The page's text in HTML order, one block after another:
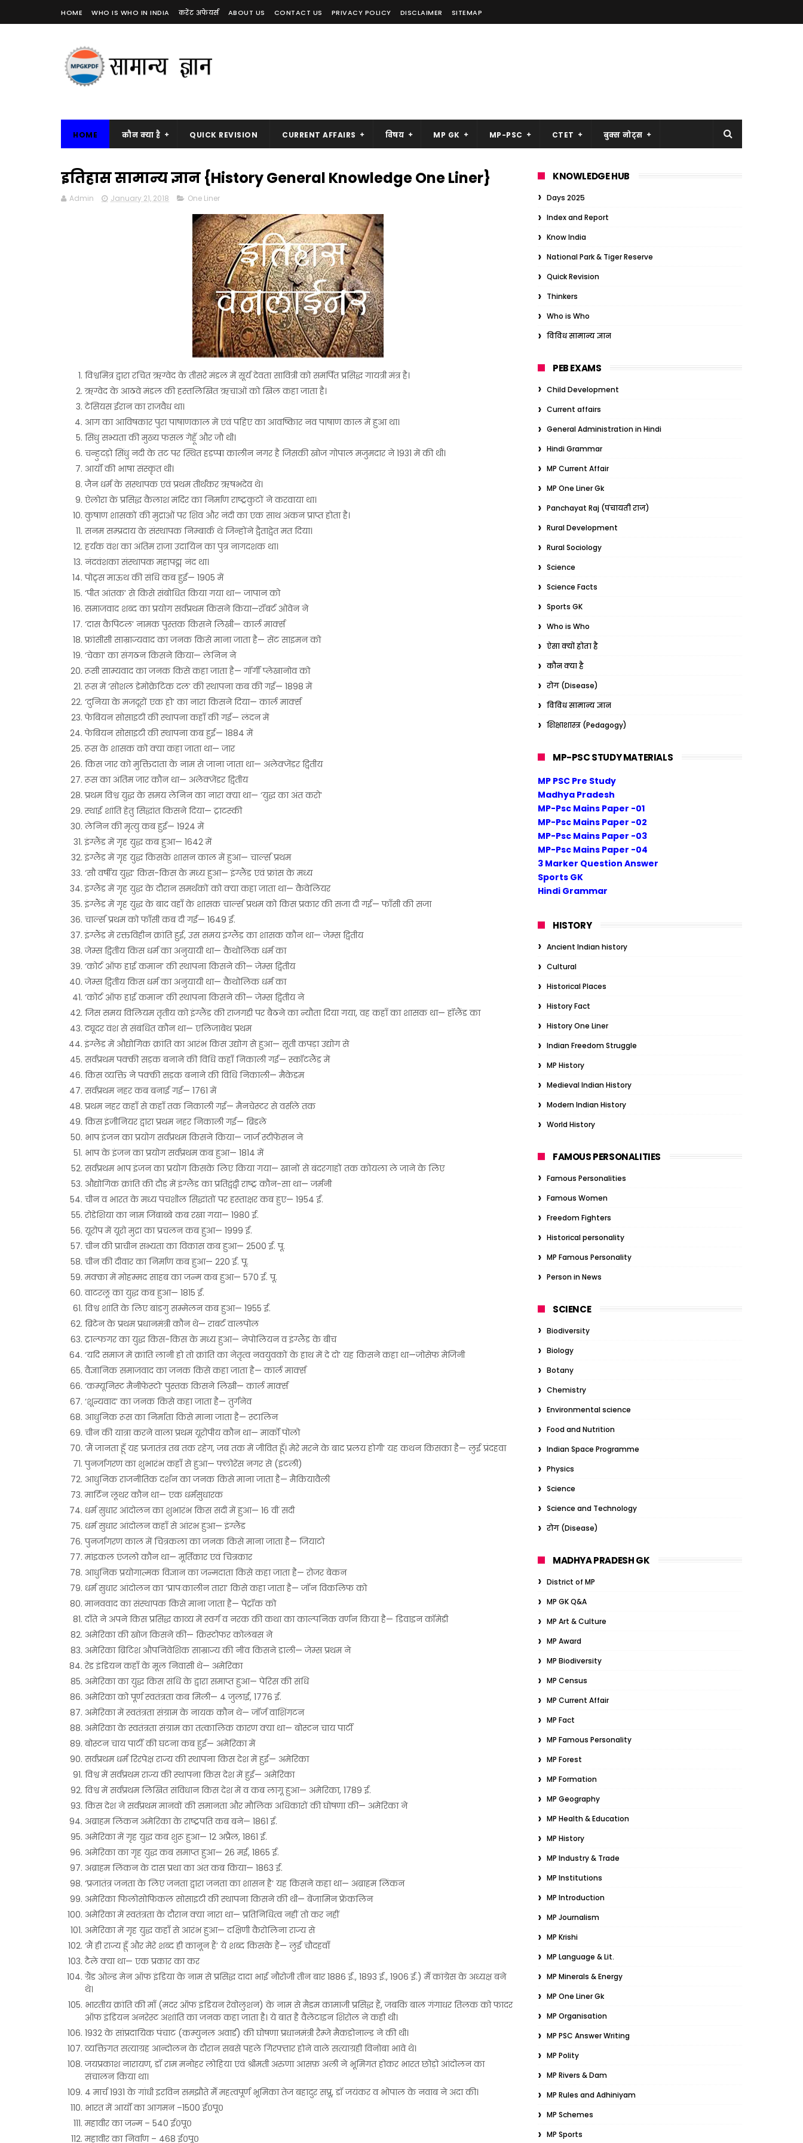
HOME WHO IS WHO IN INDIA करेंट अफेयर्स ABOUT US CONTACT US PRIVACY POLICY DISCLAIMER SITEMAP
HOME कौन क्या है QUICK REVISION CURRENT AFFAIRS विषय MP GK MP-PSC CTET बुक्स नोट्स
इतिहास सामान्य ज्ञान {History General Knowledge One Liner}
Admin January 21, 2018 One Liner
विश्वमित्र द्वारा रचित ऋग्वेद के तीसरे मंडल में सूर्य देवता सावित्री को समर्पित प्रसिद्ध गायत्री मंत्र है।
ऋग्वेद के आठवे मंडल की हस्तलिखित ऋचाओं को खिल कहा जाता है।
टेसियस ईरान का राजवैध था।
आग का आविषकार पुरा पाषाणकाल में एवं पहिए का आवष्किार नव पाषाण काल में हुआ था।
सिंधु सभ्यता की मुख्य फसल गेहॅू और जौ थी।
चन्हुदड़ो सिंधु नदी के तट पर स्थित हडप्पा कालीन नगर है जिसकी खोज गोपाल मजुमदार ने 1931 में की थी।
आर्यों की भाषा संस्कृत थी।
जैन धर्म के सस्थापक एवं प्रथम तीर्थंकर ऋषभदेव थे।
ऐलोरा के प्रसिद्ध कैलाश मंदिर का निर्माण राष्ट्रकुटों ने करवाया था।
कुषाण शासकों की मुद्राओं पर शिव और नंदी का एक साथ अंकन प्राप्त होता है।
सनम सम्प्रदाय के संस्थापक निम्बार्क थे जिन्होंने द्वैताद्वेत मत दिया।
हर्यक वंश का अंतिम राजा उदायिन का पुत्र नागदशक था।
नंदवंशका संस्थापक महापद्म नंद था।
पोट्र्स माऊथ की संधि कब हुई— 1905 में
‘पीत आंतक’ से किसे संबोधित किया गया था— जापान को
समाजवाद शब्द का प्रयोग सर्वप्रथम किसने किया—रॉबर्ट ओवेन ने
‘दास कैपिटल’ नामक पुस्तक किसने लिखी— कार्ल मार्क्स
फ्रांसीसी साम्राज्यवाद का जनक किसे माना जाता है— सेंट साइमन को
‘चेका’ का संगठन किसने किया— लेनिन ने
रूसी साम्यवाद का जनक किसे कहा जाता है— गॉर्गी प्लेखानोव को
रूस में ‘सोशल डेमोक्रेटिक दल’ की स्थापना कब की गई— 1898 में
‘दुनिया के मजदूरों एक हो’ का नारा किसने दिया— कार्ल मार्क्स
फेबियन सोसाइटी की स्थापना कहाँ की गई— लंदन में
फेबियन सोसाइटी की स्थापना कब हुई— 1884 में
रूस के शासक को क्या कहा जाता था— जार
किस जार को मुक्तिदाता के नाम से जाना जाता था— अलेक्जेंडर द्वितीय
रूस का अंतिम जार कौन था— अलेक्जेंडर द्वितीय
प्रथम विश्व युद्ध के समय लेनिन का नारा क्या था— ‘युद्ध का अंत करो’
स्थाई शांति हेतु सिद्धांत किसने दिया— ट्राटस्की
लेनिन की मृत्यु कब हुई— 1924 में
इंग्लैंड में गृह युद्ध कब हुआ— 1642 में
इंग्लैंड में गृह युद्ध किसके शासन काल में हुआ— चार्ल्स प्रथम
‘सौ वर्षीय युद्ध’ किस-किस के मध्य हुआ— इंग्लैंड एवं फ्रांस के मध्य
इंग्लैंड में गृह युद्ध के दौरान समर्थकों को क्या कहा जाता था— कैवेलियर
इंग्लैंड में गृह युद्ध के बाद वहाँ के शासक चार्ल्स प्रथम को किस प्रकार की सजा दी गई— फाँसी की सजा
चार्ल्स प्रथम को फाँसी कब दी गई— 1649 ई.
इंग्लैंड में रक्तविहीन क्रांति हुई, उस समय इंग्लैंड का शासक कौन था— जेम्स द्वितीय
जेम्स द्वितीय किस धर्म का अनुयायी था— कैथोलिक धर्म का
‘कोर्ट ऑफ हाई कमान’ की स्थापना किसने की— जेम्स द्वितीय
जेम्स द्वितीय किस धर्म का अनुयायी था— कैथोलिक धर्म का
‘कोर्ट ऑफ हाई कमान’ की स्थापना किसने की— जेम्स द्वितीय ने
जिस समय विलियम तृतीय को इंग्लैंड की राजगद्दी पर बैठने का न्यौता दिया गया, वह कहाँ का शासक था— हॉलैंड का
ट्यूदर वंश से संबंधित कौन था— एलिजाबेथ प्रथम
इंग्लैंड में औद्योगिक क्रांति का आरंभ किस उद्योग से हुआ— सूती कपड़ा उद्योग से
सर्वप्रथम पक्की सड़क बनाने की विधि कहाँ निकाली गई— स्कॉटलैंड में
किस व्यक्ति ने पक्की सड़क बनाने की विधि निकाली— मैकेडम
सर्वप्रथम नहर कब बनाई गई— 1761 में
प्रथम नहर कहाँ से कहाँ तक निकाली गई— मैनचेस्टर से वर्सले तक
किस इंजीनियर द्वारा प्रथम नहर निकाली गई— ब्रिडले
भाप इंजन का प्रयोग सर्वप्रथम किसने किया— जार्ज स्टीफेंसन ने
भाप के इंजन का प्रयोग सर्वप्रथम कब हुआ— 1814 में
सर्वप्रथम भाप इंजन का प्रयोग किसके लिए किया गया— खानों से बंदरगाहों तक कोयला ले जाने के लिए
औद्योगिक क्रांति की दौड़ में इंग्लैंड का प्रतिद्वंद्वी राष्ट्र कौन-सा था— जर्मनी
चीन व भारत के मध्य पंचशील सिद्धांतों पर हस्ताक्षर कब हुए— 1954 ई.
रोडेशिया का नाम जिंबाब्बे कब रखा गया— 1980 ई.
यूरोप में यूरो मुद्रा का प्रचलन कब हुआ— 1999 ई.
चीन की प्राचीन सभ्यता का विकास कब हुआ— 2500 ई. पू.
चीन की दीवार का निर्माण कब हुआ— 220 ई. पू.
मक्का में मोहम्मद साहब का जन्म कब हुआ— 570 ई. पू.
वाटरलू का युद्ध कब हुआ— 1815 ई.
विश्व शांति के लिए बांडगु सम्मेलन कब हुआ— 1955 ई.
ब्रिटेन के प्रथम प्रधानमंत्री कौन थे— राबर्ट वालपोल
ट्राल्फगर का युद्ध किस-किस के मध्य हुआ— नेपोलियन व इंग्लैंड के बीच
‘यदि समाज में क्रांति लानी हो तो क्रांति का नेतृत्व नवयुवकों के हाथ में दे दो’ यह किसने कहा था—जोसेफ मेजिनी
वैज्ञानिक समाजवाद का जनक किसे कहा जाता है— कार्ल मार्क्स
‘कम्यूनिस्ट मैनीफेस्टो’ पुस्तक किसने लिखी— कार्ल मार्क्स
‘शून्यवाद’ का जनक किसे कहा जाता है— तुर्गनेव
आधुनिक रूस का निर्माता किसे माना जाता है— स्टालिन
चीन की यात्रा करने वाला प्रथम यूरोपीय कौन था— मार्को पोलो
‘मैं जानता हूँ यह प्रजातंत्र तब तक रहेग, जब तक में जीवित हूँ। मेरे मरने के बाद प्रलय होगी’ यह कथन किसका है— लुई प्रंदहवा
पुनर्जागरण का शुभारंभ कहाँ से हुआ— फ्लोरेंस नगर से (इटली)
आधुनिक राजनीतिक दर्शन का जनक किसे माना जाता है— मैकियावैली
मार्टिन लूथर कौन था— एक धर्मसुधारक
धर्म सुधार आंदोलन का शुभारंभ किस सदी में हुआ— 16 वीं सदी
धर्म सुधार आंदोलन कहाँ से आंरभ हुआ— इंग्लैंड
पुनर्जागरण काल में चित्रकला का जनक किसे माना जाता है— जियाटो
मांइकल एंजलो कौन था— मूर्तिकार एवं चित्रकार
आधुनिक प्रयोगात्मक विज्ञान का जन्मदाता किसे कहा जाता है— रोजर बेकन
धर्म सुधार आंदोलन का ‘प्रापःकालीन तारा’ किसे कहा जाता है— जॉन विकलिफ को
मानववाद का संस्थापक किसे माना जाता है— पेट्रॉक को
दाँते ने अपने किस प्रसिद्ध काव्य में स्वर्ग व नरक की कथा का काल्पनिक वर्णन किया है— डिवाइन कॉमेडी
अमेरिका की खोज किसने की— क्रिस्टोफर कोलंबस ने
अमेरिका ब्रिटिश औपनिवेशिक साम्राज्य की नींव किसने डाली— जेम्स प्रथम ने
रेड इंडियन कहाँ के मूल निवासी थे— अमेरिका
अमेरिका का युद्ध किस संधि के द्वारा समाप्त हुआ— पेरिस की संधि
अमेरिका को पूर्ण स्वतंत्रता कब मिली— 4 जुलाई, 1776 ई.
अमेरिका में स्वतंत्रता संग्राम के नायक कौन थे— जॉर्ज वाशिंगटन
अमेरिका के स्वतंत्रता संग्राम का तत्कालिक कारण क्या था— बोस्टन चाय पार्टी
बोस्टन चाय पार्टी की घटना कब हुई— अमेरिका में
सर्वप्रथम धर्म रिरपेक्ष राज्य की स्थापना किस देश में हुई— अमेरिका
विश्व में सर्वप्रथम राज्य की स्थापना किस देश में हुई— अमेरिका
विश्व में सर्वप्रथम लिखित संविधान किस देश में व कब लागू हुआ— अमेरिका, 1789 ई.
किस देश ने सर्वप्रथम मानवों की समानता और मौलिक अधिकारों की घोषणा की— अमेरिका ने
अब्राहम लिंकन अमेरिका के राष्ट्रपति कब बने— 1861 ई.
अमेरिका में गृह युद्ध कब शुरू हुआ— 12 अप्रैल, 1861 ई.
अमेरिका का गृह युद्ध कब समाप्त हुआ— 26 मई, 1865 ई.
अब्राहम लिंकन के दास प्रथा का अंत कब किया— 1863 ई.
‘प्रजातंत्र जनता के लिए जनता द्वारा जनता का शासन है’ यह किसने कहा था— अब्राहम लिंकन
अमेरिका फिलोसोफिकल सोसाइटी की स्थापना किसने की थी— बेंजामिन फ्रेंकलिन
अमेरिका में स्वतंत्रता के दौरान क्या नारा था— प्रतिनिधित्व नहीं तो कर नहीं
अमेरिका में गृह युद्ध कहाँ से आरंभ हुआ— दक्षिणी कैरोलिना राज्य से
‘मैं ही राज्य हूँ और मेरे शब्द ही कानून हैं’ ये शब्द किसके हैं— लुई चौदहवाँ
टैले क्या था— एक प्रकार का कर
ग्रैंड ओल्ड मेन ऑफ इंडिया के नाम से प्रसिद्ध दादा भाई नौरोजी तीन बार 1886 ई., 1893 ई., 1906 ई.) मेँ कांग्रेस के अध्यक्ष बने
थे।
भारतीय क्रांति की माँ (मदर ऑफ इंडियन रेवोलुशन) के नाम से मैडम कामाजी प्रसिद्ध हैं, जबकि बाल गंगाधर तिलक को फादर
ऑफ इंडियन अनरेस्ट अशांति का जनक कहा जाता है। ये बात है वैलेंटाइन शिरोल ने कही थी।
1932 के सांप्रदायिक पंचाट (कम्युनल अवार्ड) की घोषणा प्रधानमंत्री रैम्जे मैकडोनाल्ड ने की थी।
व्यक्तिगत सत्याग्रह आन्दोलन के दौरान सबसे पहले गिरफ्तार होने वाले सत्याग्रही विनोबा भावे थे।
जयप्रकाश नारायण, डॉ राम मनोहर लोहिया एवं श्रीमती अरुणा आसफ़ अली ने भूमिगत होकर भारत छोड़ो आंदोलन का
संचालन किया था।
4 मार्च 1931 के गांधी इरविन समझौते मेँ महत्वपूर्ण भूमिका तेज बहादुर सप्रू, डॉ जयंकर व भोपाल के नवाब ने अदा की।
भारत में आर्यों का आगमन –1500 ई०पू०
महावीर का जन्म – 540 ई०पू०
महावीर का निर्वाण – 468 ई०पू०
KNOWLEDGE HUB
Days 2025
Index and Report
Know India
National Park & Tiger Reserve
Quick Revision
Thinkers
Who is Who
विविध सामान्य ज्ञान
PEB EXAMS
Child Development
Current affairs
General Administration in Hindi
Hindi Grammar
MP Current Affair
MP One Liner Gk
Panchayat Raj (पंचायती राज)
Rural Development
Rural Sociology
Science
Science Facts
Sports GK
Who is Who
ऐसा क्यों होता है
कौन क्या है
रोग (Disease)
विविध सामान्य ज्ञान
शिक्षाशास्त्र (Pedagogy)
MP-PSC STUDY MATERIALS
MP PSC Pre Study
Madhya Pradesh
MP-Psc Mains Paper -01
MP-Psc Mains Paper -02
MP-Psc Mains Paper -03
MP-Psc Mains Paper -04
3 Marker Question Answer
Sports GK
Hindi Grammar
HISTORY
Ancient Indian history
Cultural
Historical Places
History Fact
History One Liner
Indian Freedom Struggle
MP History
Medieval Indian History
Modern Indian History
World History
FAMOUS PERSONALITIES
Famous Personalities
Famous Women
Freedom Fighters
Historical personality
MP Famous Personality
Person in News
SCIENCE
Biodiversity
Biology
Botany
Chemistry
Environmental science
Food and Nutrition
Indian Space Programme
Physics
Science
Science and Technology
रोग (Disease)
MADHYA PRADESH GK
District of MP
MP GK Q&A
MP Art & Culture
MP Award
MP Biodiversity
MP Census
MP Current Affair
MP Fact
MP Famous Personality
MP Forest
MP Formation
MP Geography
MP Health & Education
MP History
MP Industry & Trade
MP Institutions
MP Introduction
MP Journalism
MP Krishi
MP Language & Lit.
MP Minerals & Energy
MP One Liner Gk
MP Organisation
MP PSC Answer Writing
MP Polity
MP Rivers & Dam
MP Rules and Adhiniyam
MP Schemes
MP Sports